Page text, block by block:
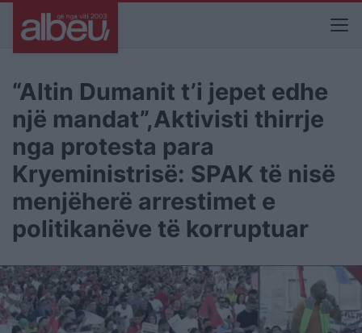
“Altin Dumanit t’i jepet edhe
një mandat”,Aktivisti thirrje
nga protesta para
Kryeministrisë: SPAK të nisë
menjëherë arrestimet e
politikanëve të korruptuar